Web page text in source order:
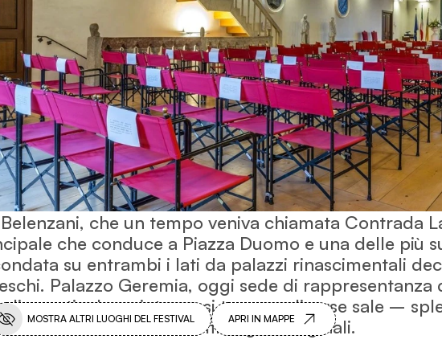
che un tempo veniva chiamata Contrada
che conduce a Piazza Duomo e una delle più
su entrambi i lati da palazzi rinascimentali
Palazzo Geremia, oggi sede di
di questi: al suo interno si trovano diverse sale –
dotate ancora dei soffitti lignei originali.
MOSTRA ALTRI LUOGHI DEL FESTIVAL APRI IN MAPPE